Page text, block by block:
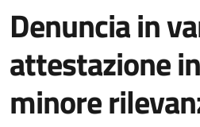
Denuncia in
attestazione
minore